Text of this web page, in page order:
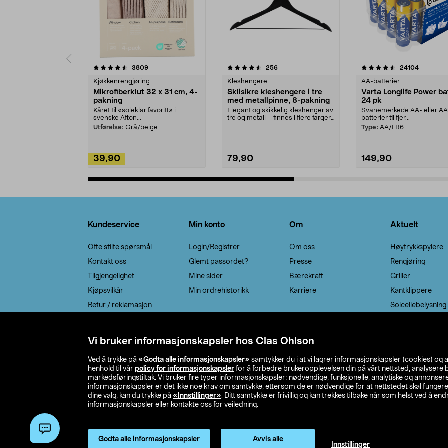
Vi bruker informasjonskapsler hos Clas Ohlson
Ved å trykke på «Godta alle informasjonskapsler» samtykker du i at vi lagrer informasjonskapsler (cookies) og
henhold til vår policy for informasjonskapsler for å forbedre brukeropplevelsen din på vårt nettsted, analysere
markedsføringstiltak. Vi bruker fire typer informasjonskapsler: nødvendige, funksjonelle, analytiske og
informasjonskapsler er det ikke noe krav om samtykke, ettersom de er nødvendige for at nettstedet skal
dine valg, kan du trykke på «Innstillinger». Ditt samtykke er frivillig og kan trekkes tilbake når som helst ved å
informasjonskapsler eller kontakte oss for veiledning.
Godta alle informasjonskapsler Avvis alle
Innstillinger
3809anmeldelser
Kjøkkenrengjøring
Mikrofiberklut 32 x 31 cm, 4-
pakning
Kåret til «soleklar favoritt» i
svenske Afton...
Utførelse: Grå/beige
39,90
4.5av 5 stjerner 256anmeldelser
Kleshengere
Sklisikre kleshengere i tre
med metallpinne, 8-pakning
Elegant og skikkelig kleshenger av
tre og metall – finnes i flere farger.
79,90
4.5av 5 stjerner 24104
AA-batterier
Varta Longlife Power
24 pk
Svanemerkede AA- eller
batterier til fjer...
Type: AA/LR6
149,90
4.5av 5 stjerner
Kundeservice
Ofte stilte spørsmål
Kontakt oss
Tilgjengelighet
Kjøpsvilkår
Retur / reklamasjon
Min konto
Login/Registrer
Glemt passordet?
Mine sider
Min ordrehistorikk
Om
Om oss
Presse
Bærekraft
Karriere
Aktuelt
Høytrykkspylere
Rengjøring
Griller
Kantklippere
Solcellebelysning